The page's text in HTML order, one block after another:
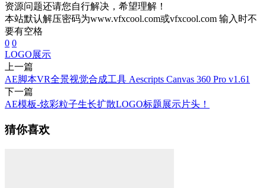
资源问题还请您自行解决，希望理解！
本站默认解压密码为www.vfxcool.com或vfxcool.com 输入时不
要有空格
0 0
LOGO展示
上一篇
AE脚本VR全景视觉合成工具 Aescripts Canvas 360 Pro v1.61
下一篇
AE模板-炫彩粒子生长扩散LOGO标题展示片头！
猜你喜欢